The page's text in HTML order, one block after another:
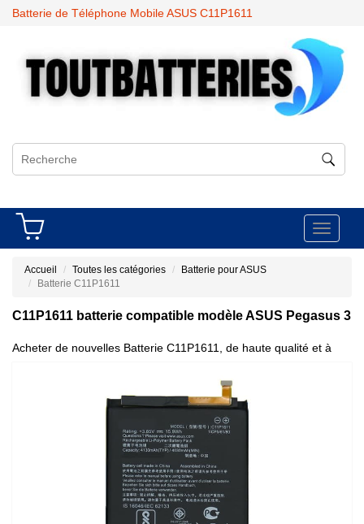
Batterie de Téléphone Mobile ASUS C11P1611
Toggle
Accueil Toutes les catégories
Batterie pour ASUS
Batterie C11P1611
C11P1611 batterie compatible modèle ASUS Pegasus 3
Acheter de nouvelles Batterie C11P1611, de haute qualité et à